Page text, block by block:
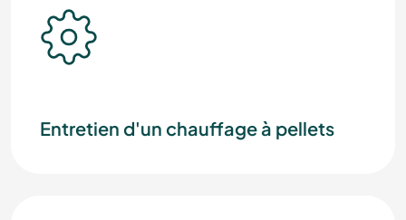
Entretien d'un chauffage à pellets